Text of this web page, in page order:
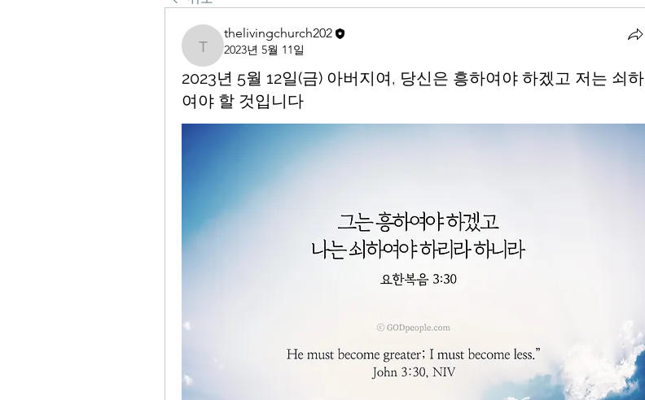
thelivingchurch202
thelivingchurch202
2023년 5월 11일
2023년 5월 12일(금) 아버지여, 당신은 흥하여야 하겠고 저는 쇠하
여야 할 것입니다